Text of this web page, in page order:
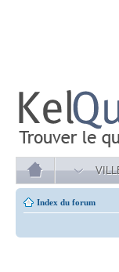
Index du forum